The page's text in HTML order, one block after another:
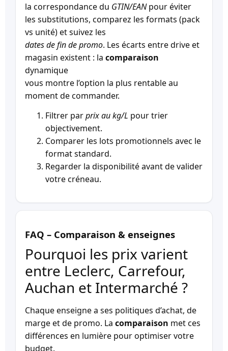
la correspondance du GTIN/EANpour éviter
les substitutions, comparez les formats (pack
vs unité) et suivez les
dates de fin de promo. Les écarts entre drive et
magasin existent : la comparaison
dynamique
vous montre l’option la plus rentable au
moment de commander.
Filtrer parprix au kg/L pour trier
objectivement.
Comparer les lots promotionnels avec le
format standard.
Regarder la disponibilité avant de valider
votre créneau.
FAQ – Comparaison & enseignes
Pourquoi les prix varient
entre Leclerc, Carrefour,
Auchan et Intermarché ?
Chaque enseigne a ses politiques d’achat, de
marge et de promo. La comparaison met ces
différences en lumière pour optimiser votre
budget.